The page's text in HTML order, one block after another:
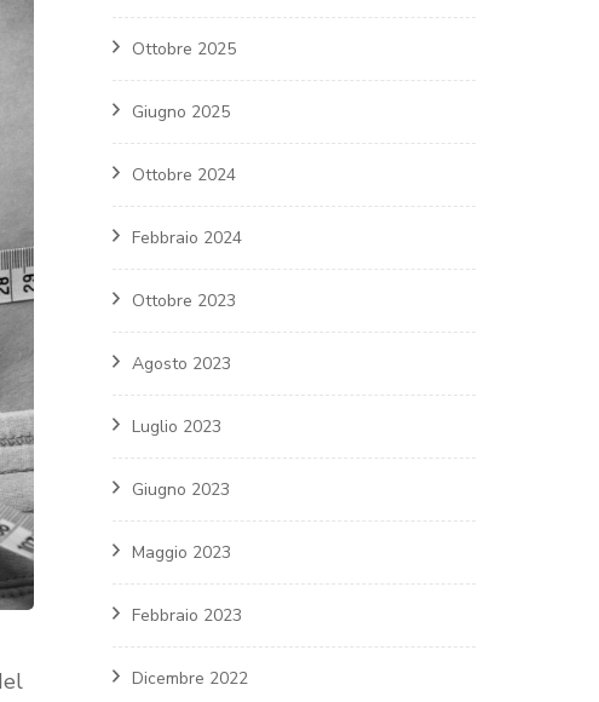
Ottobre 2025
Giugno 2025
Ottobre 2024
Febbraio 2024
Ottobre 2023
Agosto 2023
Luglio 2023
Giugno 2023
Maggio 2023
Febbraio 2023
Dicembre 2022